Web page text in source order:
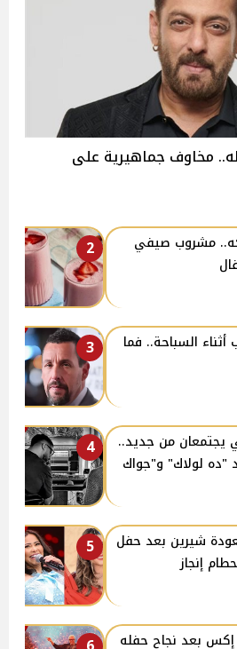
مخاوف جماهيرية على
2
مشروب صيفي
3
السباحة.. فما
4
من جديد..
"ده لولاك" و"جواك
5
شيرين بعد حفل
إنجاز
إكس بعد نجاح حفله